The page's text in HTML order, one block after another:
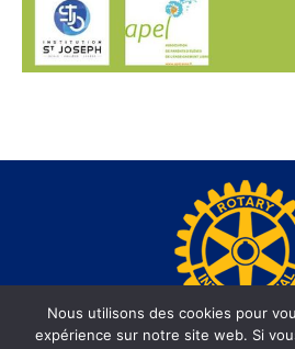
www.rotary-beausoleil.org - Site
Nous utilisons des cookies pour
expérience sur notre site web. Si